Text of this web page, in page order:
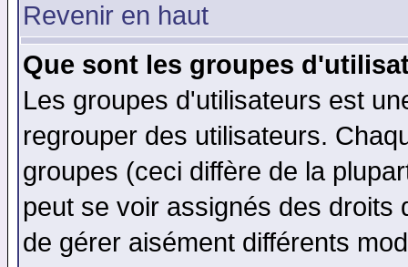
Revenir en haut
Que sont les groupes
Les groupes d'utilisateurs est
regrouper des utilisateurs.
groupes (ceci diffère de la
peut se voir assignés des
de gérer aisément différents